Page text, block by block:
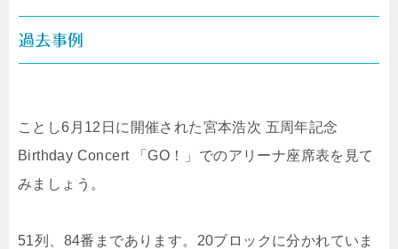
過去事例
ことし6月12日に開催された宮本浩次 五周年記念
Birthday Concert 「GO！」でのアリーナ座席表を見て
みましょう。
51列、84番まであります。20ブロックに分かれていま